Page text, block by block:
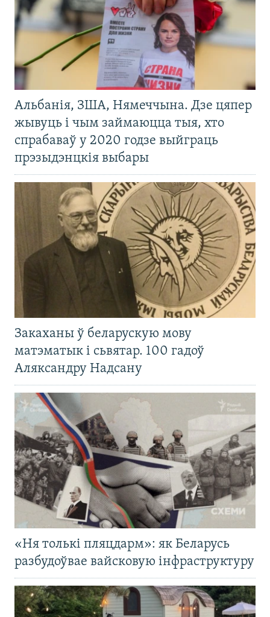
Альбанія, ЗША, Нямеччына. Дзе цяпер
жывуць і чым займаюцца тыя, хто
спрабаваў у 2020 годзе выйграць
прэзыдэнцкія выбары
Закаханы ў беларускую мову
матэматык і сьвятар. 100 гадоў
Аляксандру Надсану
«Ня толькі пляцдарм»: як Беларусь
разбудоўвае вайсковую інфраструктуру